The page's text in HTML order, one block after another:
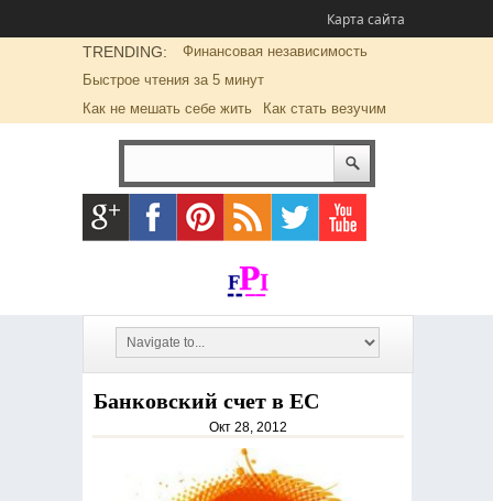
Карта сайта
TRENDING:
Финансовая независимость
Быстрое чтения за 5 минут
Как не мешать себе жить
Как стать везучим
Банковский счет в ЕС
Окт 28, 2012